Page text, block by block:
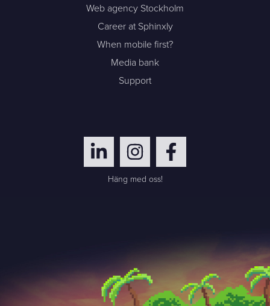
Web agency Stockholm
Career at Sphinxly
When mobile first?
Media bank
Support
Häng med oss!